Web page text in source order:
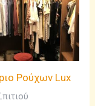
Ρούχων Lux